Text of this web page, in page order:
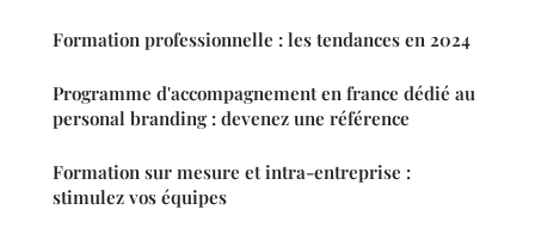
Formation professionnelle : les tendances en 2024
Programme d'accompagnement en france dédié au
personal branding : devenez une référence
Formation sur mesure et intra-entreprise :
stimulez vos équipes